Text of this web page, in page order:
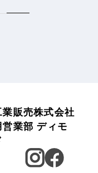
業販売株式会社
営業部 ディモ